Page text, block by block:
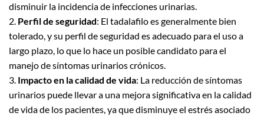
disminuir la incidencia de infecciones urinarias.
2. Perfil de seguridad: El tadalafilo es generalmente bien
tolerado, y su perfil de seguridad es adecuado para el uso a
largo plazo, lo que lo hace un posible candidato para el
manejo de síntomas urinarios crónicos.
3. Impacto en la calidad de vida: La reducción de síntomas
urinarios puede llevar a una mejora significativa en la calidad
de vida de los pacientes, ya que disminuye el estrés asociado